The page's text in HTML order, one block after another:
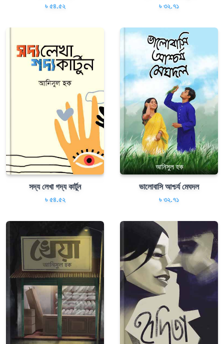
৳ ৫৪.৫২ ৳ ৩২.৭১
সদ্য লেখা গদ্য কার্টুন
৳ ৫৪.৫২
ভালোবাসি আশ্চর্য মেঘদল
৳ ৩২.৭১